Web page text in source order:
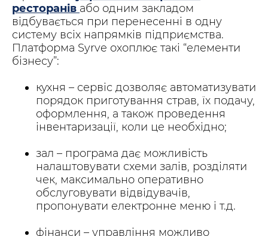
ресторанів або одним закладом
відбувається при перенесенні в одну
систему всіх напрямків підприємства.
Платформа Syrve охоплює такі “елементи
бізнесу”:
кухня – сервіс дозволяє автоматизувати
порядок приготування страв, їх подачу,
оформлення, а також проведення
інвентаризації, коли це необхідно;
зал – програма дає можливість
налаштовувати схеми залів, розділяти
чек, максимально оперативно
обслуговувати відвідувачів,
пропонувати електронне меню і т.д.
фінанси – управління можливо